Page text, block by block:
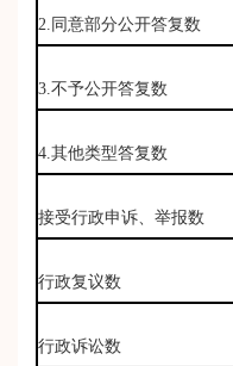
2.同意部分公开答复数
3.不予公开答复数
4.其他类型答复数
接受行政申诉、举报数
行政复议数
行政诉讼数